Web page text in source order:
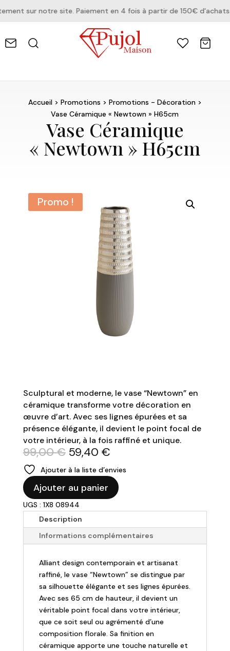
sur notre site. Paiement en 4 fois à partir de 150€ d'achats.
Accueil> Promotions > Promotions - Décoration>
Vase Céramique « Newtown » H65cm
Vase Céramique
« Newtown » H65cm
Promo !
Sculptural et moderne, le vase “Newtown” en
céramique transforme votre décoration en
œuvre d’art. Avec ses lignes épurées et sa
présence élégante, il devient le point focal de
votre intérieur, à la fois raffiné et unique.
99,00€ Le
prix
initial
était :
99,00 €.
59,40 €Le
prix
actuel
est :
59,40 €.
Ajouter à la liste d’envies
quantité
de
Vase
Céramique
"Newtown"
H65cm
Ajouter au panier
UGS : 1X8 08944
Description
Informations complémentaires
Alliant design contemporain et artisanat
raffiné, le vase “Newtown” se distingue par
sa silhouette élégante et ses lignes épurées.
Avec ses 65 cm de hauteur, il devient un
véritable point focal dans votre intérieur,
que ce soit seul ou agrémenté d’une
composition florale. Sa finition en
céramique apporte une touche naturelle et